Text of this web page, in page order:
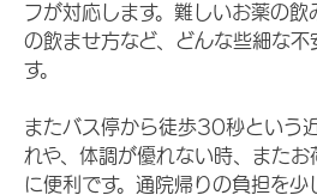
フが対応します。難しいお薬の飲
の飲ませ方など、どんな些細な
す。
またバス停から徒歩30秒という
れや、体調が優れない時、また
に便利です。通院帰りの負担を少